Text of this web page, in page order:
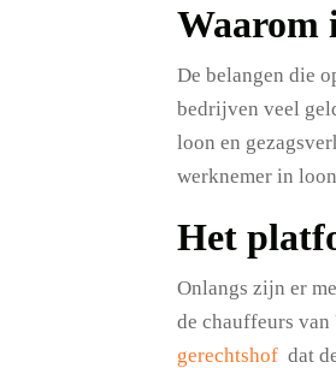
Waarom
De belangen die
bedrijven veel
loon en
werknemer in
Het
Onlangs zijn er
de chauffeurs van
gerechtshof dat